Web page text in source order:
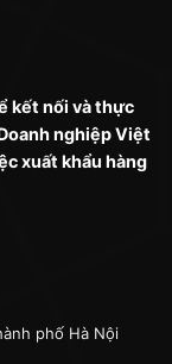
kết nối và thực
nghiệp Việt
xuất khẩu hàng
phố Hà Nội